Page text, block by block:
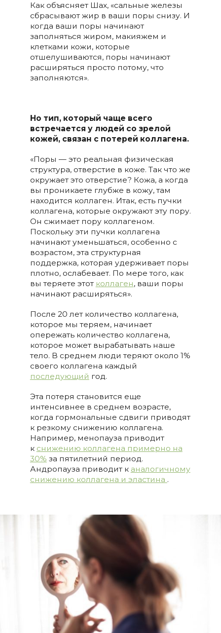
Как объясняет Шах, «сальные железы
сбрасывают жир в ваши поры снизу. И
когда ваши поры начинают
заполняться жиром, макияжем и
клетками кожи, которые
отшелушиваются, поры начинают
расширяться просто потому, что
заполняются».
Но тип, который чаще всего
встречается у людей со зрелой
кожей, связан с потерей коллагена.
«Поры — это реальная физическая
структура, отверстие в коже. Так что же
окружает это отверстие? Кожа, а когда
вы проникаете глубже в кожу, там
находится коллаген. Итак, есть пучки
коллагена, которые окружают эту пору.
Он сжимает пору коллагеном.
Поскольку эти пучки коллагена
начинают уменьшаться, особенно с
возрастом, эта структурная
поддержка, которая удерживает поры
плотно, ослабевает. По мере того, как
вы теряете этот коллаген, ваши поры
начинают расширяться».
После 20 лет количество коллагена,
которое мы теряем, начинает
опережать количество коллагена,
которое может вырабатывать наше
тело. В среднем люди теряют около 1%
своего коллагена каждый
последующий год.
Эта потеря становится еще
интенсивнее в среднем возрасте,
когда гормональные сдвиги приводят
к резкому снижению коллагена.
Например, менопауза приводит
к снижению коллагена примерно на
30% за пятилетний период.
Андропауза приводит к аналогичному
снижению коллагена и эластина .